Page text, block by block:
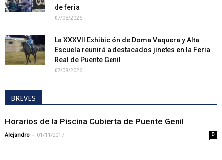
de feria
07/08/2026
La XXXVII Exhibición de Doma Vaquera y Alta
Escuela reunirá a destacados jinetes en la Feria
Real de Puente Genil
07/08/2026
BREVES
Horarios de la Piscina Cubierta de Puente Genil
Alejandro - 01/11/2017 0